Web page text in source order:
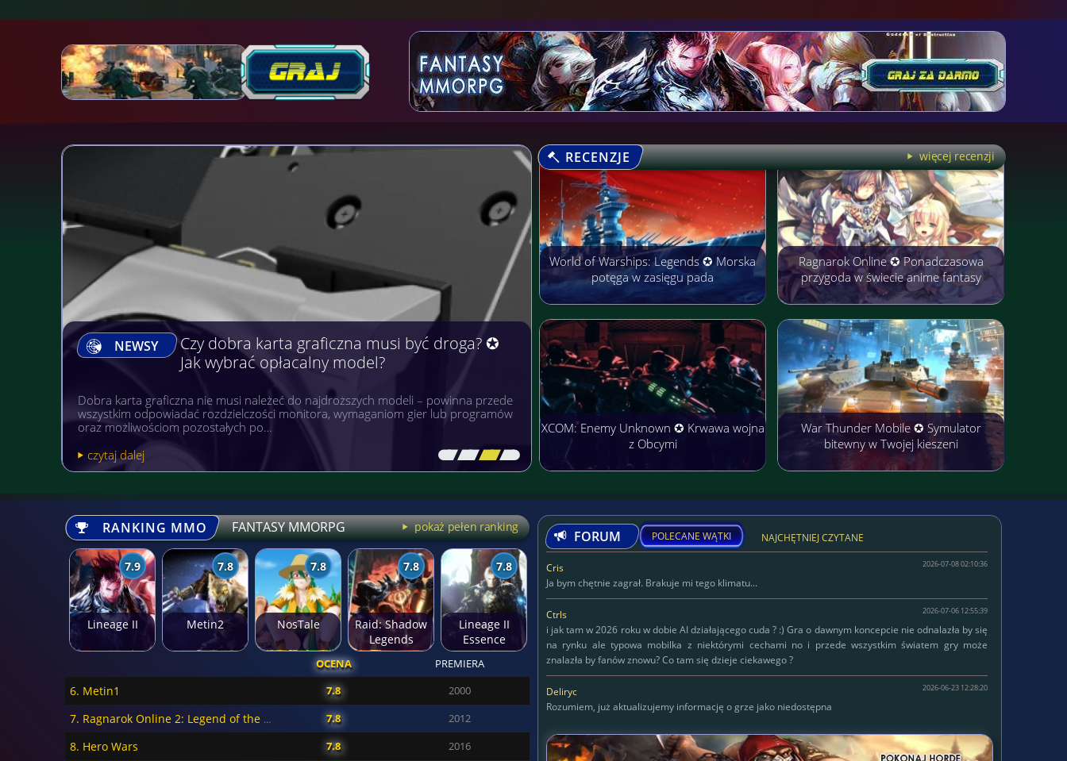
Gry, na których można Zarobić Pieniądze
Gry komputerowe, mobilne i na wielu różnych platformach cieszą się niezwykłą
popularnością niezależnie od wieku. A gdyby tak połączyć przyjemne z
pożytecznym? Warto wówczas postawić sobi…
czytaj dalej
[\ \\ \\ \]
RECENZJE więcej recenzji
World of Warships: Legends ✪ Morska
potęga w zasięgu pada
Ragnarok Online ✪ Ponadczasowa
przygoda w świecie anime fantasy
XCOM: Enemy Unknown ✪ Krwawa wojna
z Obcymi
War Thunder Mobile ✪ Symulator
bitewny w Twojej kieszeni
RANKING MMO FANTASY MMORPG pokaż pełen ranking
7.9
Lineage II
7.8
Metin2
7.8
NosTale
7.8
Raid: Shadow
Legends
7.8
Lineage II
Essence
OCENA PREMIERA
6. Metin1 7.8 2000
7. Ragnarok Online 2: Legend of the Second 7.8 2012
8. Hero Wars 7.8 2016
FORUM POLECANE WĄTKI NAJCHĘTNIEJ CZYTANE
Cris 2026-07-08 02:10:36
Ja bym chętnie zagrał. Brakuje mi tego klimatu...
Ctrls 2026-07-06 12:55:39
i jak tam w 2026 roku w dobie AI działającego cuda ? :) Gra o dawnym koncepcie nie odnalazła by się
na rynku ale typowa mobilka z niektórymi cechami no i przede wszystkim światem gry może
znalazła by fanów znowu? Co tam się dzieje ciekawego ?
Deliryc
Deliryc
KAPITAN
W serwisie od
2015-10-14
Lokalizacja:
2026-06-23 12:28:20
Rozumiem, już aktualizujemy informację o grze jako niedostępna